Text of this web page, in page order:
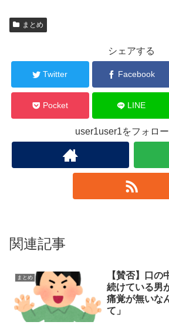
まとめ
シェアする
Twitter Facebook
Pocket LINE
user1user1をフォロ
関連記事
まとめ
【賛否】口の
続けている男
痛覚が無いな
て」